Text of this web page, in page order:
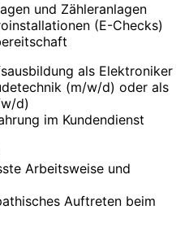
und Zähleranlagen
(E-Checks)
als Elektroniker
(m/w/d) oder als
d)
im Kundendienst
Arbeitsweise und
Auftreten beim